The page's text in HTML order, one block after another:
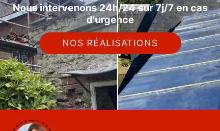
Nous intervenons 24h/24 sur 7j/7 en cas
d'urgence
NOS RÉALISATIONS